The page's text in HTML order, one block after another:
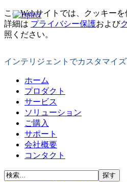
このWebサイトでは、クッキー
詳細は プライバシー保護および
照ください。
インテリジェントでカスタマイ
ホーム
プロダクト
サービス
ソリューション
ご購入
サポート
会社概要
コンタクト